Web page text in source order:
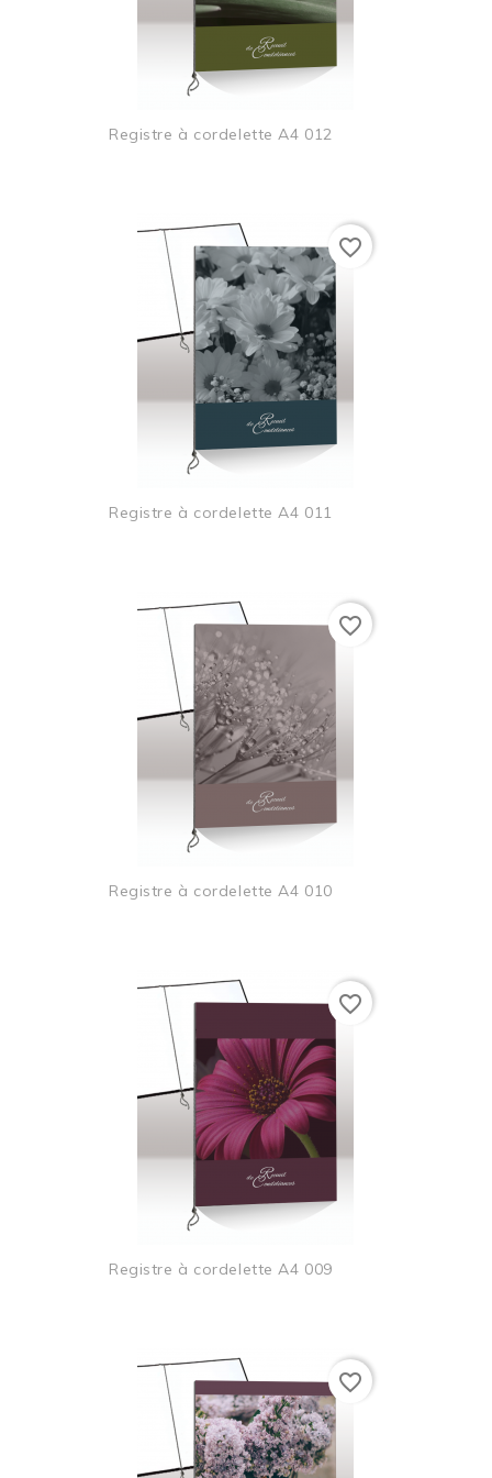
Registre à cordelette A4 012
Registre à cordelette A4 011
favorite_border
Registre à cordelette A4 010
favorite_border
Registre à cordelette A4 009
favorite_border
favorite_border